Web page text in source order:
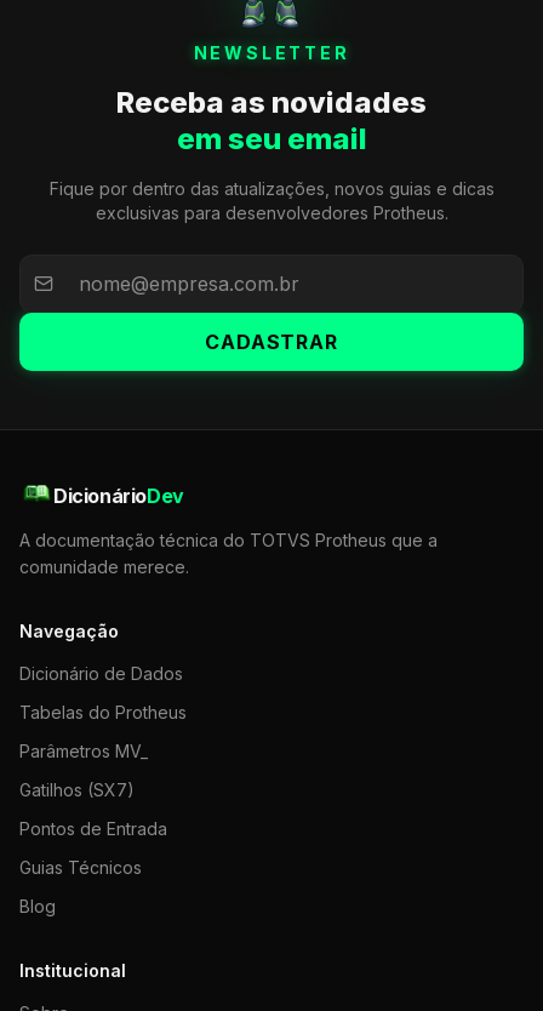
NEWSLETTER
Receba as novidades
em seu email
Fique por dentro das atualizações, novos guias e dicas
exclusivas para desenvolvedores Protheus.
CADASTRAR
DicionárioDev
A documentação técnica do TOTVS Protheus que a
comunidade merece.
Navegação
Dicionário de Dados
Tabelas do Protheus
Parâmetros MV_
Gatilhos (SX7)
Pontos de Entrada
Guias Técnicos
Blog
Institucional